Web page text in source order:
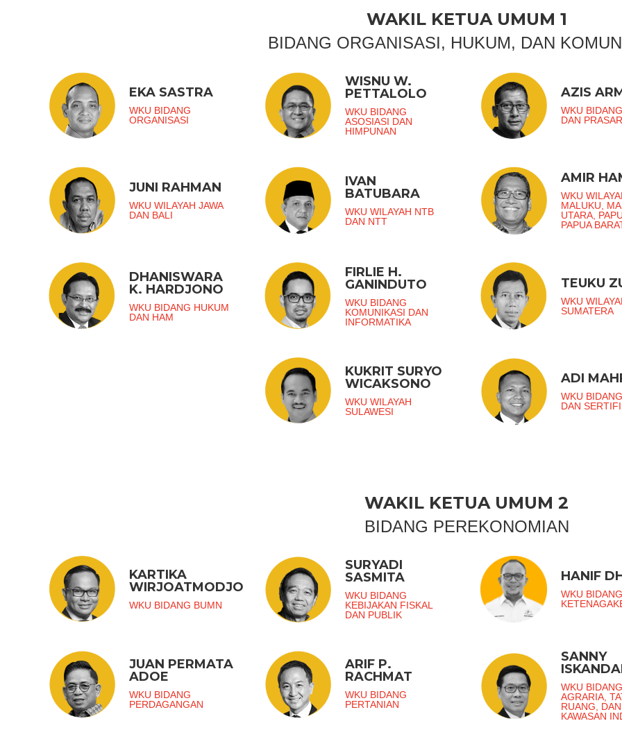
WAKIL KETUA UMUM 1
BIDANG ORGANISASI, HUKUM, DAN
EKA SASTRA
WKU BIDANG
ORGANISASI
WISNU W.
PETTALOLO
WKU BIDANG
ASOSIASI DAN
HIMPUNAN
AZIS
WKU
DAN
JUNI RAHMAN
WKU WILAYAH JAWA
DAN BALI
IVAN
BATUBARA
WKU WILAYAH NTB
DAN NTT
AMIR
WKU
MALUKU,
UTARA,
PAPUA
DHANISWARA
K. HARDJONO
WKU BIDANG HUKUM
DAN HAM
FIRLIE H.
GANINDUTO
WKU BIDANG
KOMUNIKASI DAN
INFORMATIKA
TEUKU
WKU
SUMATERA
KUKRIT SURYO
WICAKSONO
WKU WILAYAH
SULAWESI
ADI
WKU
DAN
WAKIL KETUA UMUM 2
BIDANG PEREKONOMIAN
KARTIKA
WIRJOATMODJO
WKU BIDANG BUMN
SURYADI
SASMITA
WKU BIDANG
KEBIJAKAN FISKAL
DAN PUBLIK
HANIF
WKU
JUAN PERMATA
ADOE
WKU BIDANG
PERDAGANGAN
ARIF P.
RACHMAT
WKU BIDANG
PERTANIAN
SANNY
WKU
AGRARIA,
RUANG, DAN
KAWASAN